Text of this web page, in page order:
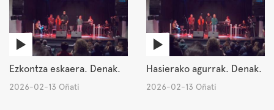
Ezkontza eskaera. Denak.
2026-02-13 Oñati
Hasierako agurrak. Denak.
2026-02-13 Oñati